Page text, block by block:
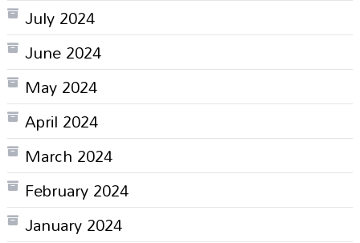
July 2024
June 2024
May 2024
April 2024
March 2024
February 2024
January 2024